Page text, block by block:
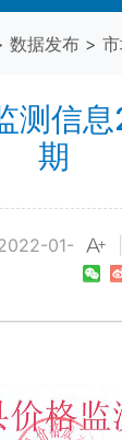
数据发布 >
测信
期
01-